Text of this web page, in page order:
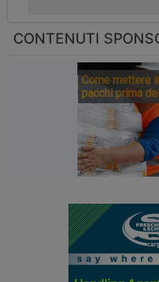
CONTENUTI
Come mettere
pacchi prima